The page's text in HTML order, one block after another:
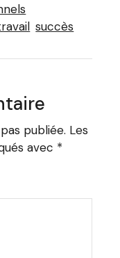
succès
publiée. Les
avec *